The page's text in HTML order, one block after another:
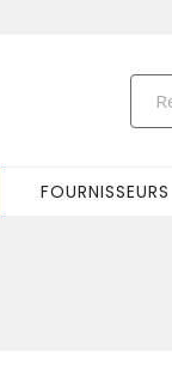
FOURNISSEURS